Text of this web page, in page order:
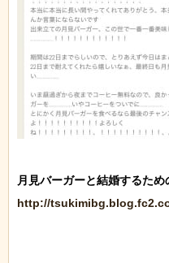
http://